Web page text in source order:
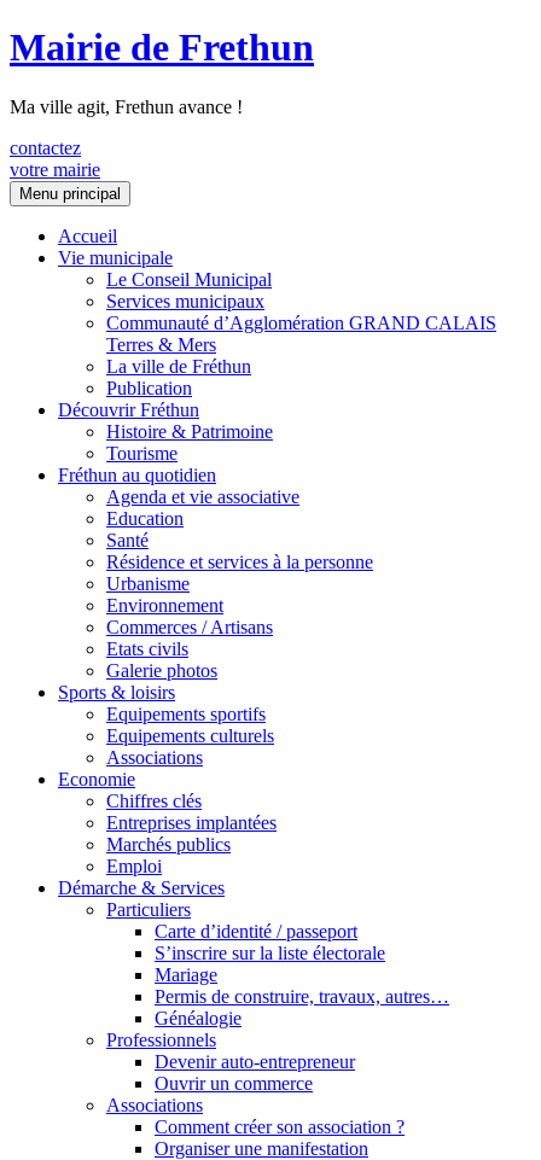
Mairie de Frethun
Ma ville agit, Frethun avance !
contactez
votre mairie
Menu principal
Aller
au
Accueil
Vie municipale
Le Conseil Municipal
Services municipaux
Communauté d’Agglomération GRAND CALAIS
Terres & Mers
La ville de Fréthun
Publication
Découvrir Fréthun
Histoire & Patrimoine
Tourisme
Fréthun au quotidien
Agenda et vie associative
Education
Santé
Résidence et services à la personne
Urbanisme
Environnement
Commerces / Artisans
Etats civils
Galerie photos
Sports & loisirs
Equipements sportifs
Equipements culturels
Associations
Economie
Chiffres clés
Entreprises implantées
Marchés publics
Emploi
Démarche & Services
Particuliers
Carte d’identité / passeport
S’inscrire sur la liste électorale
Mariage
Permis de construire, travaux, autres…
Généalogie
Professionnels
Devenir auto-entrepreneur
Ouvrir un commerce
Associations
Comment créer son association ?
Organiser une manifestation